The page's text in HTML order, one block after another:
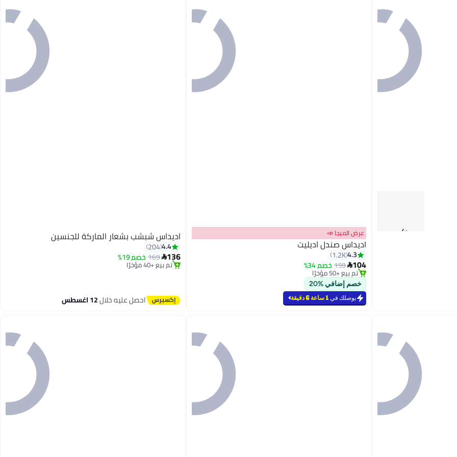
7
عرض الميجا 📣
اديداس صندل اديليت
4.3
1.2K
104
159خصم 34%
#14 في صنادل رجالية
أقل سعر في 7 يوم
تم بيع +50 مؤخرًا
#14 في صنادل رجالية
خصم إضافي %20
يوصلك في 1 ساعة 6 دقيقة
2
اديداس شبشب بشعار الماركة للجنسين
4.4
204
136
169خصم 19%
#12 في صنادل رجالية
توصيل مجاني
تم بيع +40 مؤخرًا
#12 في صنادل رجالية
احصل عليه خلال12 اغسطس